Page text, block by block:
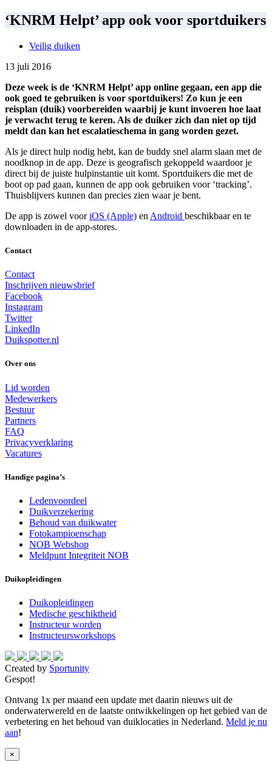
‘KNRM Helpt’ app ook voor sportduikers
Veilig duiken
13 juli 2016
Deze week is de ‘KNRM Helpt’ app online gegaan, een app die
ook goed te gebruiken is voor sportduikers! Zo kun je een
reisplan (duik) voorbereiden waarbij je kunt invoeren hoe laat
je verwacht terug te keren. Als de duiker zich dan niet op tijd
meldt dan kan het escalatieschema in gang worden gezet.
Als je direct hulp nodig hebt, kan de buddy snel alarm slaan met de
noodknop in de app. Deze is geografisch gekoppeld waardoor je
direct bij de juiste hulpinstantie uit komt. Sportduikers die met de
boot op pad gaan, kunnen de app ook gebruiken voor ‘tracking’.
Thuisblijvers kunnen dan precies zien waar je bent.
De app is zowel vooriOS (Apple) en Android beschikbaar en te
downloaden in de app-stores.
Contact
Contact
Inschrijven nieuwsbrief
Facebook
Instagram
Twitter
LinkedIn
Duikspotter.nl
Over ons
Lid worden
Medewerkers
Bestuur
Partners
FAQ
Privacyverklaring
Vacatures
Handige pagina’s
Ledenvoordeel
Duikverzekering
Behoud van duikwater
Fotokampioenschap
NOB Webshop
Meldpunt Integriteit NOB
Duikopleidingen
Duikopleidingen
Medische geschiktheid
Instructeur worden
Instructeursworkshops
Created by Sportunity
Gespot!
Ontvang 1x per maand een update met daarin nieuws uit de
onderwaterwereld en de laatste ontwikkelingen op het gebied van de
verbetering en het behoud van duiklocaties in Nederland. Meld je nu
aan!
×